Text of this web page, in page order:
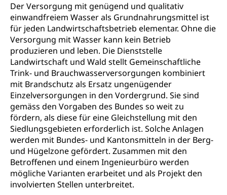
Der Versorgung mit genügend und qualitativ
einwandfreiem Wasser als Grundnahrungsmittel ist
für jeden Landwirtschaftsbetrieb elementar. Ohne die
Versorgung mit Wasser kann kein Betrieb
produzieren und leben. Die Dienststelle
Landwirtschaft und Wald stellt Gemeinschaftliche
Trink- und Brauchwasserversorgungen kombiniert
mit Brandschutz als Ersatz ungenügender
Einzelversorgungen in den Vordergrund. Sie sind
gemäss den Vorgaben des Bundes so weit zu
fördern, als diese für eine Gleichstellung mit den
Siedlungsgebieten erforderlich ist. Solche Anlagen
werden mit Bundes- und Kantonsmitteln in der Berg-
und Hügelzone gefördert. Zusammen mit den
Betroffenen und einem Ingenieurbüro werden
mögliche Varianten erarbeitet und als Projekt den
involvierten Stellen unterbreitet.
Darmkrebsvorsorge
Kantonales Tabakpräventionsprogramm
Gesundheitsförderung
Prävention (Polizei)
Suchtprävention
Gesundheitsversorgung
Soziale Sicherheit
Sozialversicherungen, Sozialpolitik,
Arbeitslosenversicherung,
Mutterschaftsversicherung, Krankenversicherung,
Unfallversicherung, Invalidenversicherung,
Sozialhilfe
Kranken- und Unfallversicherung
(gruezi.lu.ch)
Krankenversicherung (WAS Luzern)
Existenzsicherung - Sozialhilfe
Soziales und Gesellschaft (Dienststelle)
Opferhilfe
Arbeitslosenversicherung (WAS Luzern)
Sucht und Drogen
Drogenabhängigkeit, Drogensucht,
Medikamentenabhängigkeit,
Arzneimittelabhängigkeit, Suchtkrankheit,
Drogenabhängige, Drogensüchtige,
Betäubungsmittel, Suchtmittel, Psychopharmaka
Fachstelle Sucht Region Luzern
Drogen (Polizei)
Gesundheitsversorgung
Gesundheitsversorgung, Spital, Pflegeinitiative,
Ambulant vor stationär, AVOS, Patientendossier